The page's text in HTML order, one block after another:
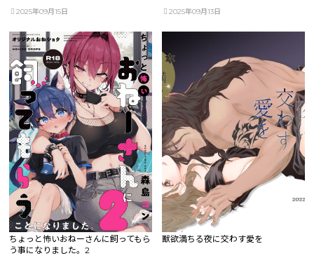
2025年09月15日 2025年09月13日
ちょっと怖いおねーさんに飼ってもら
う事になりました。2
獣欲満ちる夜に交わす愛を